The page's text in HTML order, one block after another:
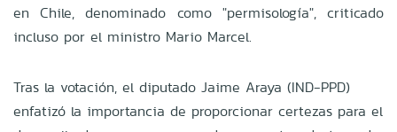
en Chile, denominado como "permisología", criticado
incluso por el ministro Mario Marcel.
Tras la votación, el diputado Jaime Araya (IND-PPD)
enfatizó la importancia de proporcionar certezas para el